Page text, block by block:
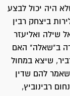
היה יכול לבצע
ביצחק רבין
שילה ואליעזר
ארה"ב וקנדה ב"שאלה" האם
שיצא במחול
להם שדין
רבינוביץ,